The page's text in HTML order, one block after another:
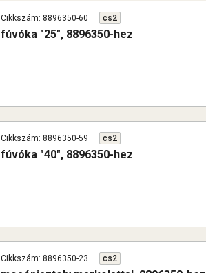
Cikkszám: 8896350-60 cs2
fúvóka "25", 8896350-hez
Cikkszám: 8896350-59 cs2
fúvóka "40", 8896350-hez
Cikkszám: 8896350-23 cs2